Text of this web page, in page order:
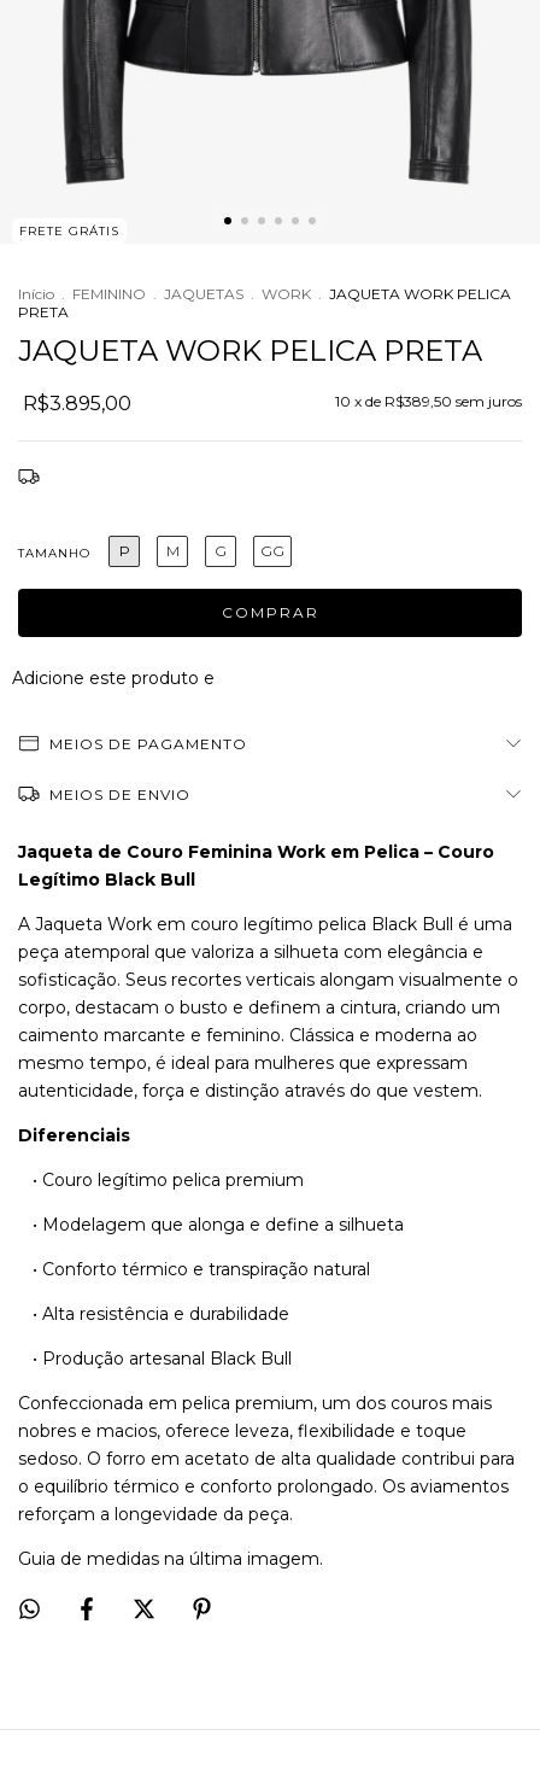
FRETE GRÁTIS
Início . FEMININO . JAQUETAS . WORK . JAQUETA WORK PELICA
PRETA
JAQUETA WORK PELICA PRETA
R$3.895,00 10 x de R$389,50 sem juros
TAMANHO P M G GG
Adicione este produto e
MEIOS DE PAGAMENTO
MEIOS DE ENVIO
Jaqueta de Couro Feminina Work em Pelica – Couro
Legítimo Black Bull
A Jaqueta Work em couro legítimo pelica Black Bull é uma
peça atemporal que valoriza a silhueta com elegância e
sofisticação. Seus recortes verticais alongam visualmente o
corpo, destacam o busto e definem a cintura, criando um
caimento marcante e feminino. Clássica e moderna ao
mesmo tempo, é ideal para mulheres que expressam
autenticidade, força e distinção através do que vestem.
Diferenciais
• Couro legítimo pelica premium
• Modelagem que alonga e define a silhueta
• Conforto térmico e transpiração natural
• Alta resistência e durabilidade
• Produção artesanal Black Bull
Confeccionada em pelica premium, um dos couros mais
nobres e macios, oferece leveza, flexibilidade e toque
sedoso. O forro em acetato de alta qualidade contribui para
o equilíbrio térmico e conforto prolongado. Os aviamentos
reforçam a longevidade da peça.
Guia de medidas na última imagem.